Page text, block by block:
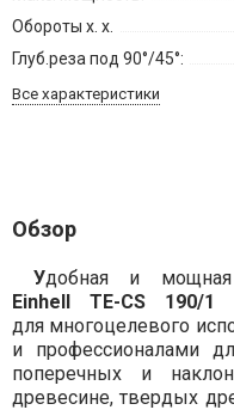
Обороты х. х.
Глуб.реза под 90°/45°:
Все характеристики
Обзор
Удобная и
Einhell TE-CS 190/1
для многоцелевого
и профессионалами
поперечных и
древесине, твердых